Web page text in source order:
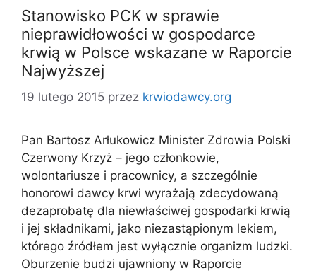
Stanowisko PCK w sprawie
nieprawidłowości w gospodarce
krwią w Polsce wskazane w Raporcie
Najwyższej
19 lutego 2015 przez krwiodawcy.org
Pan Bartosz Arłukowicz Minister Zdrowia Polski
Czerwony Krzyż – jego członkowie,
wolontariusze i pracownicy, a szczególnie
honorowi dawcy krwi wyrażają zdecydowaną
dezaprobatę dla niewłaściwej gospodarki krwią
i jej składnikami, jako niezastąpionym lekiem,
którego źródłem jest wyłącznie organizm ludzki.
Oburzenie budzi ujawniony w Raporcie